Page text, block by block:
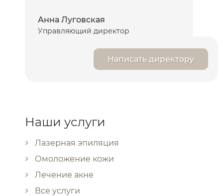
Анна Луговская
Управляющий директор
Написать директору
Наши услуги
Лазерная эпиляция
Омоложение кожи
Лечение акне
Все услуги